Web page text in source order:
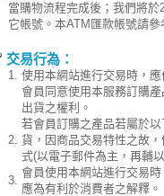
當購物流程完成後；我們將
它帳號。本ATM匯款帳號請參
交易行為：
1. 使用本網站進行交易時，
會員同意使用本服務訂購
出貨之權利。
2.
若會員訂購之產品若屬於
貨，因商品交易特性之故
式(以電子郵件為主，再輔
3.
會員使用本網站進行交易
應為有利於消費者之解釋。